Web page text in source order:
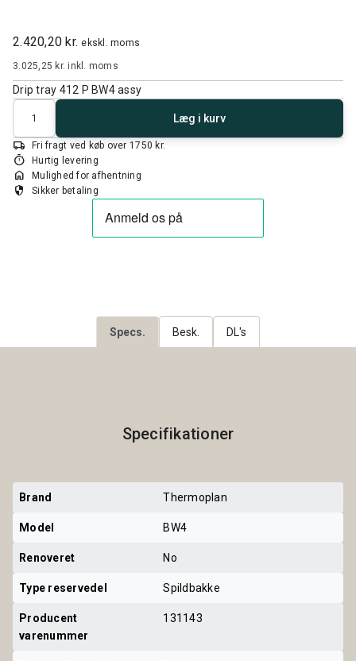
2.420,20 kr. ekskl. moms
3.025,25 kr.inkl. moms
Drip tray 412 P BW4 assy
Antal
Læg i kurv
local_shipping Fri fragt ved køb over 1750 kr.
timer Hurtig levering
home Mulighed for afhentning
security Sikker betaling
Specs. Besk. DL's
Specifikationer
Brand Thermoplan
Model BW4
Renoveret No
Type reservedel Spildbakke
Producent
varenummer
131143